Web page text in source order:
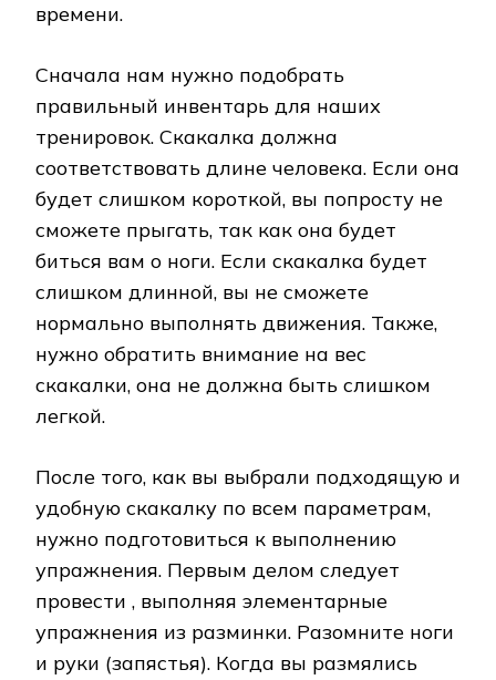
времени.
Сначала нам нужно подобрать
правильный инвентарь для наших
тренировок. Скакалка должна
соответствовать длине человека. Если она
будет слишком короткой, вы попросту не
сможете прыгать, так как она будет
биться вам о ноги. Если скакалка будет
слишком длинной, вы не сможете
нормально выполнять движения. Также,
нужно обратить внимание на вес
скакалки, она не должна быть слишком
легкой.
После того, как вы выбрали подходящую и
удобную скакалку по всем параметрам,
нужно подготовиться к выполнению
упражнения. Первым делом следует
провести , выполняя элементарные
упражнения из разминки. Разомните ноги
и руки (запястья). Когда вы размялись